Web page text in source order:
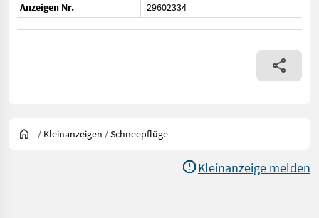
Anzeigen Nr.
29602334
/ Kleinanzeigen /Schneepflüge
Kleinanzeige melden